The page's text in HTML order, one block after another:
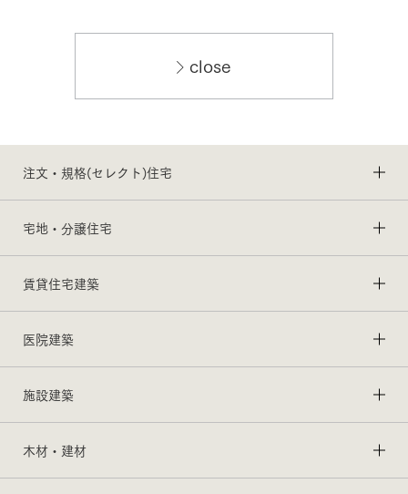
close
注文・規格(セレクト)住宅
宅地・分譲住宅
賃貸住宅建築
医院建築
施設建築
木材・建材